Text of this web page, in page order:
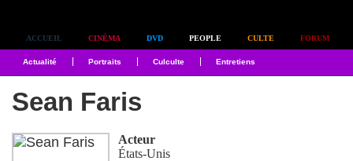
ACCUEIL CINÉMA DVD PEOPLE CULTE FORUM
Actualité Portraits Culculte Entretiens
Sean Faris
Acteur
États-Unis